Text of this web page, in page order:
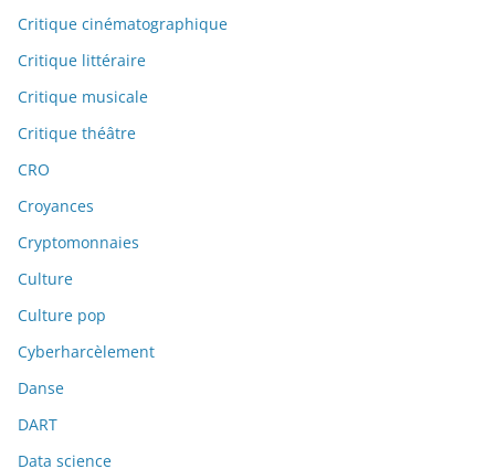
Critique cinématographique
Critique littéraire
Critique musicale
Critique théâtre
CRO
Croyances
Cryptomonnaies
Culture
Culture pop
Cyberharcèlement
Danse
DART
Data science